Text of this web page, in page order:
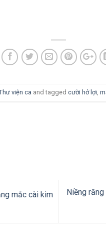
viện ca and tagged cười hở lợi,
mắc cài kim
Niềng